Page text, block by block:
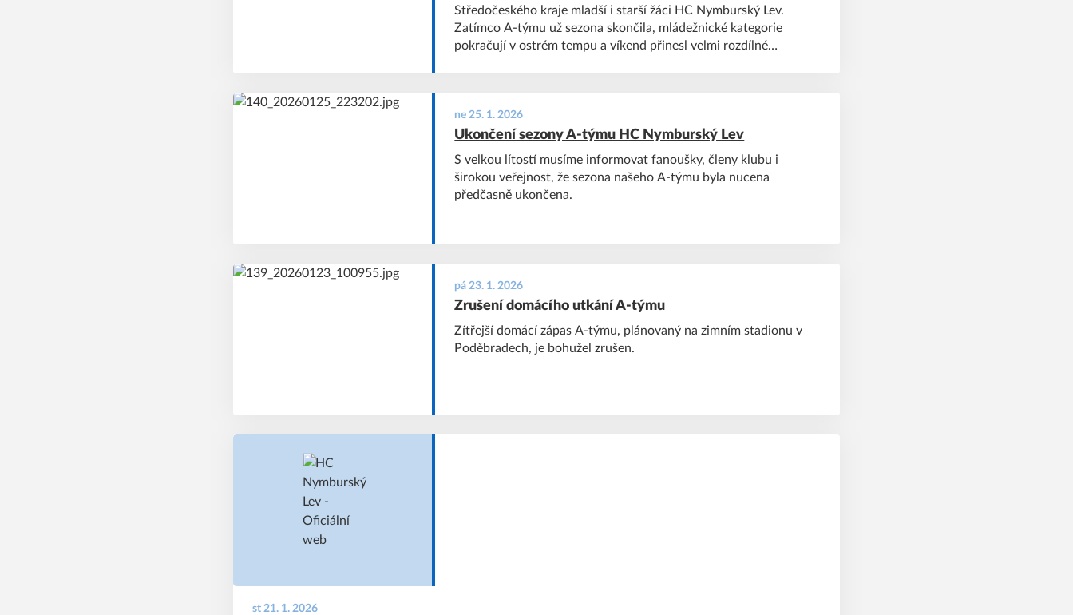
Středočeského kraje mladší i starší žáci HC Nymburský Lev.
Zatímco A-týmu už sezona skončila, mládežnické kategorie
pokračují v ostrém tempu a víkend přinesl velmi rozdílné
ne 25. 1. 2026
Ukončení sezony A-týmu HC Nymburský Lev
S velkou lítostí musíme informovat fanoušky, členy klubu i
širokou veřejnost, že sezona našeho A-týmu byla nucena
předčasně ukončena.
pá 23. 1. 2026
Zrušení domácího utkání A-týmu
Zítřejší domácí zápas A-týmu, plánovaný na zimním stadionu v
Poděbradech, je bohužel zrušen.
st 21. 1. 2026